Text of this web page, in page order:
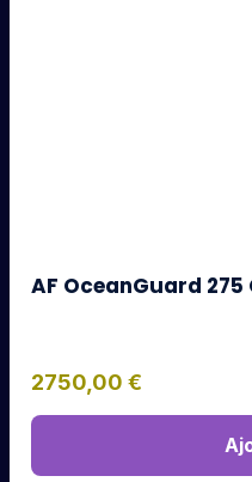
AF OceanGuard
2750,00 €